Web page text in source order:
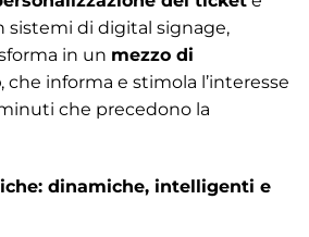
sistemi di digital signage,
in un mezzo di
, che informa e stimola l’interesse
che precedono la
dinamiche, intelligenti e